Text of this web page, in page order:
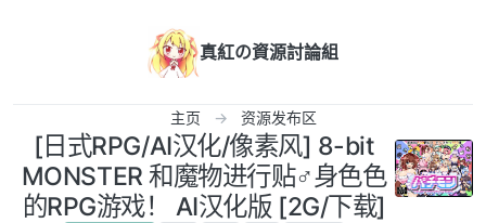
真紅の資源討論組
主页 资源发布区
[日式RPG/AI汉化/像素风] 8-bit
MONSTER 和魔物进行贴♂身色色
的RPG游戏！ AI汉化版 [2G/下载]